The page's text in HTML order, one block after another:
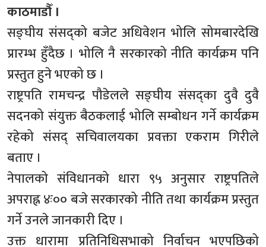
काठमाडौँ ।
सङ्घीय संसद्को बजेट अधिवेशन भोलि सोमबारदेखि
प्रारम्भ हुँदैछ । भोलि नै सरकारको नीति कार्यक्रम पनि
प्रस्तुत हुने भएको छ ।
राष्ट्रपति रामचन्द्र पौडेलले सङ्घीय संसद्का दुवै दुवै
सदनको संयुक्त बैठकलाई भोलि सम्बोधन गर्ने कार्यक्रम
रहेको संसद् सचिवालयका प्रवक्ता एकराम गिरीले
बताए ।
नेपालको संविधानको धारा ९५ अनुसार राष्ट्रपतिले
अपराह्न ४ः०० बजे सरकारको नीति तथा कार्यक्रम प्रस्तुत
गर्ने उनले जानकारी दिए ।
उक्त धारामा प्रतिनिधिसभाको निर्वाचन भएपछिको